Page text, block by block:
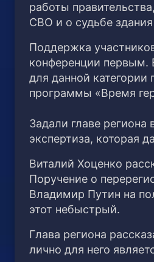
работы
СВО и о судьбе
Поддержка
конференции первым.
для данной
программы «Время
Задали главе
экспертиза, которая
Виталий Хоценко
Поручение о
Владимир Путин на
этот небыстрый.
Глава региона
лично для него